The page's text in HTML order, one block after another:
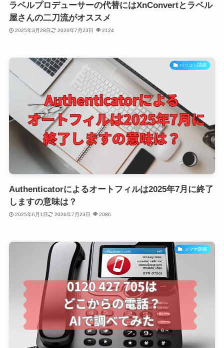
ラベルプロデューサーの代替にはXnConvertとラベル
屋さんの二刀流がオススメ
2025年3月28日 2026年7月23日 2124
パソコン関係
Authenticatorによるオートフィルは2025年7月に終了
しますの意味は？
2025年6月1日 2026年7月23日 2086
スマホ関係